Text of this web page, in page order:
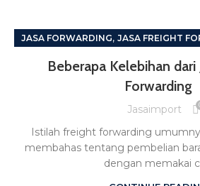
JASA FORWARDING, JASA FREIGHT
Beberapa Kelebihan dari
Forwarding
Jasaimport
Istilah freight forwarding
membahas tentang pembelian
dengan memakai